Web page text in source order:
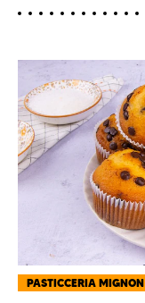
PASTICCERIA MIGNON